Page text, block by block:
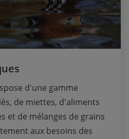
d'une gamme
de miettes, d'aliments
et de mélanges de grains
aux besoins des